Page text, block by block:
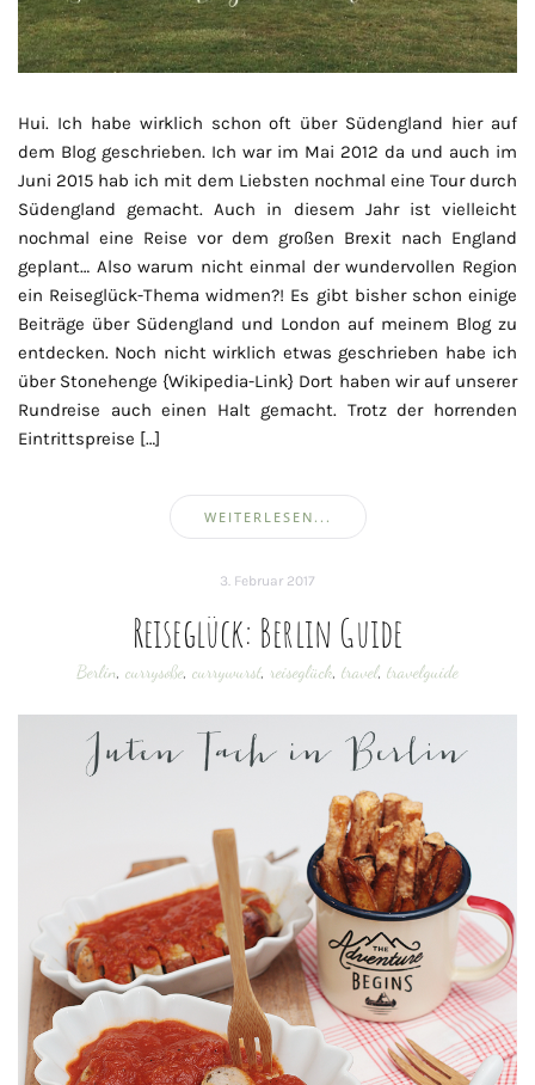
Hui. Ich habe wirklich schon oft über Südengland hier auf
dem Blog geschrieben. Ich war im Mai 2012 da und auch im
Juni 2015 hab ich mit dem Liebsten nochmal eine Tour durch
Südengland gemacht. Auch in diesem Jahr ist vielleicht
nochmal eine Reise vor dem großen Brexit nach England
geplant… Also warum nicht einmal der wundervollen Region
ein Reiseglück-Thema widmen?! Es gibt bisher schon einige
Beiträge über Südengland und London auf meinem Blog zu
entdecken. Noch nicht wirklich etwas geschrieben habe ich
über Stonehenge {Wikipedia-Link} Dort haben wir auf unserer
Rundreise auch einen Halt gemacht. Trotz der horrenden
Eintrittspreise […]
WEITERLESEN...
3. Februar 2017
Reiseglück: Berlin Guide
Berlin, currysoße, currywurst, reiseglück, travel, travelguide